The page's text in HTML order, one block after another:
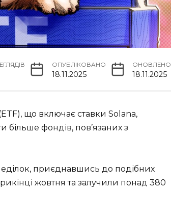
ОПУБЛІКОВАНО
18.11.2025
ОНОВЛЕНО
18.11.2025
що включає ставки Solana,
більше фондів, пов’язаних з
приєднавшись до подібних
жовтня та залучили понад 380